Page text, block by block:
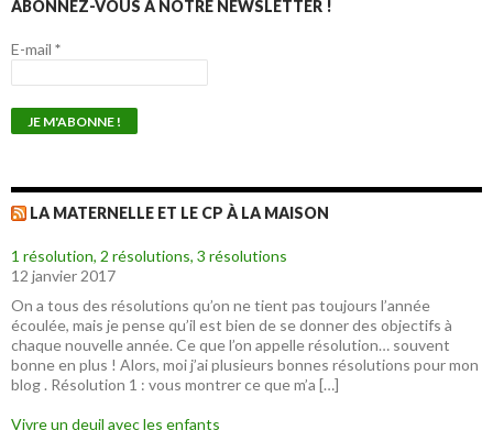
ABONNEZ-VOUS À NOTRE NEWSLETTER !
E-mail *
LA MATERNELLE ET LE CP À LA MAISON
1 résolution, 2 résolutions, 3 résolutions
12 janvier 2017
On a tous des résolutions qu’on ne tient pas toujours l’année
écoulée, mais je pense qu’il est bien de se donner des objectifs à
chaque nouvelle année. Ce que l’on appelle résolution… souvent
bonne en plus ! Alors, moi j’ai plusieurs bonnes résolutions pour mon
blog . Résolution 1 : vous montrer ce que m’a […]
Vivre un deuil avec les enfants